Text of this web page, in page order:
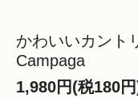
かわいいカン
Campaga
1,980円(税180